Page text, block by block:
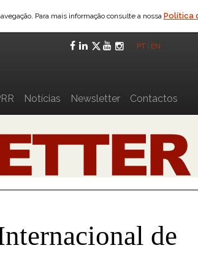
Para mais informação consulte a nossa Política
Facebook
LinkedIn
Twitter
YouTube
PT EN
Notícias Newsletter Contactos
de